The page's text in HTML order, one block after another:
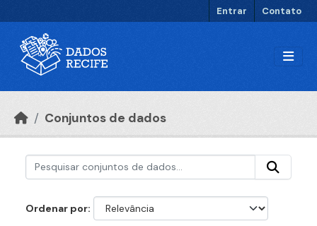
Entrar Contato
Conjuntos de dados
Ordenar por